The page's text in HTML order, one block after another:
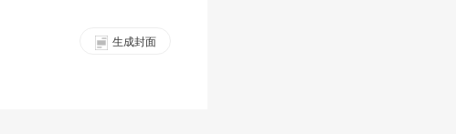
生成封面